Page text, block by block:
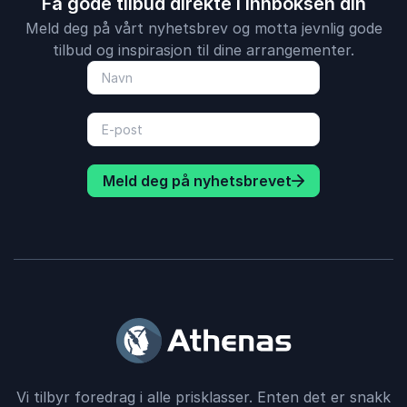
Meld deg på vårt nyhetsbrev og motta jevnlig gode
tilbud og inspirasjon til dine arrangementer.
Meld deg på nyhetsbrevet
Vi tilbyr foredrag i alle prisklasser. Enten det er snakk